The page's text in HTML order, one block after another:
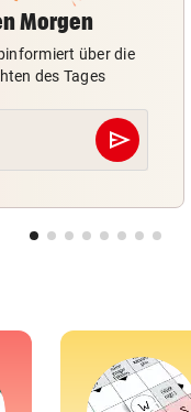
Morgen
über die
des Tages
send
Abschicken